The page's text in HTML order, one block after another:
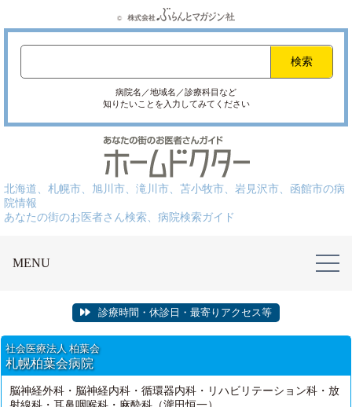
病院名／地域名／診療科目など
知りたいことを入力してみてください
北海道、札幌市、旭川市、滝川市、苫小牧市、岩見沢市、函館市の病
院情報
あなたの街のお医者さん検索、病院検索ガイド
MENU
診療時間・休診日・最寄りアクセス等
社会医療法人 柏葉会
札幌柏葉会病院
脳神経外科・脳神経内科・循環器内科・リハビリテーション科・放
射線科・耳鼻咽喉科・麻酔科（瀧田恒一）